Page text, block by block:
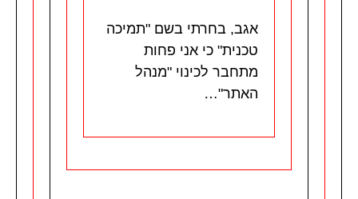
אגב, בחרתי בשם "תמיכה
טכנית" כי אני פחות
מתחבר לכינוי "מנהל
האתר"…